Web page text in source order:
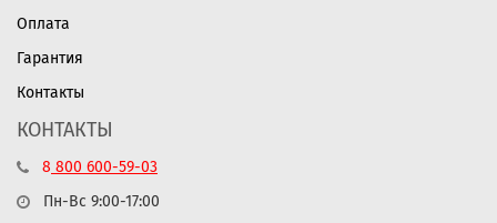
Оплата
Гарантия
Контакты
КОНТАКТЫ
8 800 600-59-03
Пн-Вс 9:00-17:00